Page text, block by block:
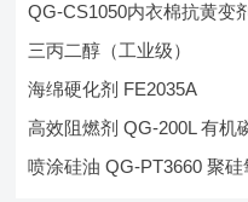
QG-CS1050内衣棉抗黄变
三丙二醇（工业级）
海绵硬化剂 FE2035A
高效阻燃剂 QG-200L 有机
喷涂硅油 QG-PT3660 聚硅